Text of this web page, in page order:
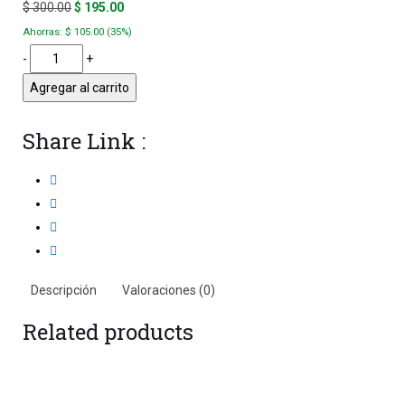
of
on
ratings
$300.00El
precio
original
era:
$ 300.00.
$ 195.00El
precio
es:
$ 195.00.
Ahorras: $ 105.00 (35%)
-
+
Agregar al carrito
Share Link :
Descripción Valoraciones (0)
Related products